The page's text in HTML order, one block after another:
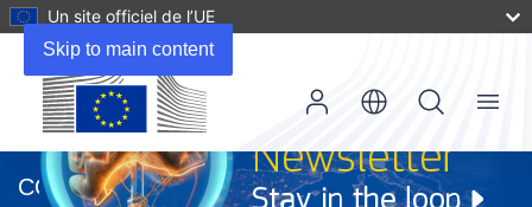
Skip to main content
Un site officiel de l’UE
dans
une
CORDIS
Menu